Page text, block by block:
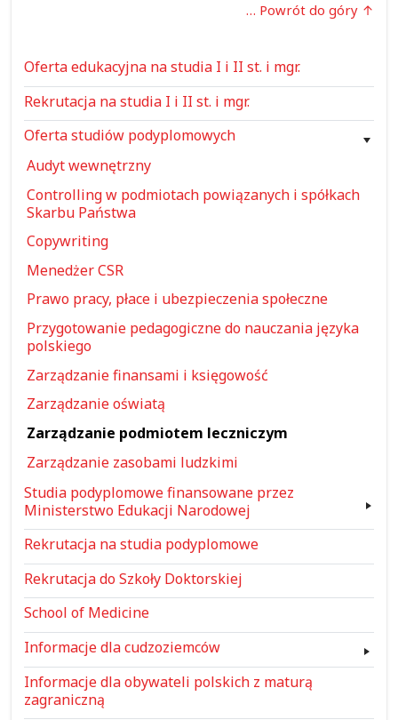
… Powrót do góry
Oferta edukacyjna na studia I i II st. i mgr.
Rekrutacja na studia I i II st. i mgr.
Oferta studiów podyplomowych
Audyt wewnętrzny
Controlling w podmiotach powiązanych i spółkach
Skarbu Państwa
Copywriting
Menedżer CSR
Prawo pracy, płace i ubezpieczenia społeczne
Przygotowanie pedagogiczne do nauczania języka
polskiego
Zarządzanie finansami i księgowość
Zarządzanie oświatą
Zarządzanie podmiotem leczniczym
Zarządzanie zasobami ludzkimi
Studia podyplomowe finansowane przez
Ministerstwo Edukacji Narodowej
Rekrutacja na studia podyplomowe
Rekrutacja do Szkoły Doktorskiej
School of Medicine
Informacje dla cudzoziemców
Informacje dla obywateli polskich z maturą
zagraniczną